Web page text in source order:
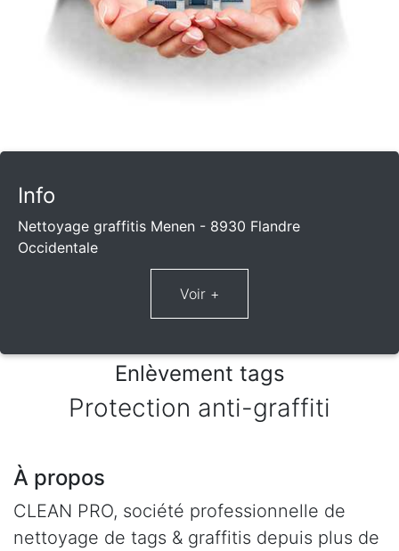
Info
Nettoyage graffitis Menen - 8930 Flandre
Occidentale
Enlèvement tags
Protection anti-graffiti
À propos
CLEAN PRO, société professionnelle de
nettoyage de tags & graffitis depuis plus de